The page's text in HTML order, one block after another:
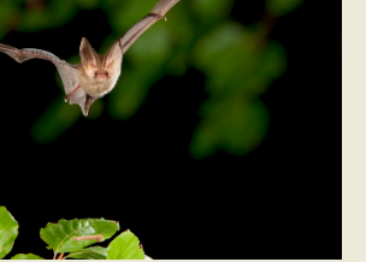
Vleermuis gezien
Waarneming doorgeven
Wat doen wij met meldingen
Telinstructie
doorgeven elders
Vleermuis gezien of gevonden
op achterhoofd terras